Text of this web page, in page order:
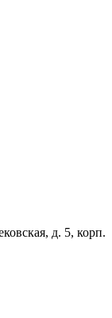
д. 5, корп.